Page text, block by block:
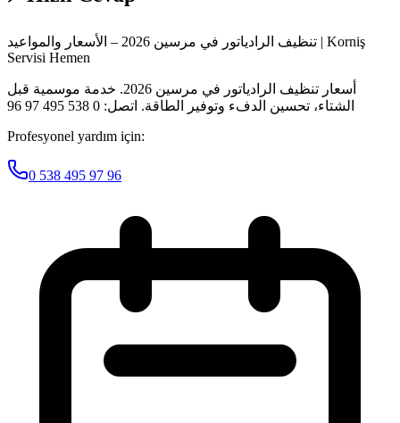
تنظيف الرادياتور في مرسين 2026 – الأسعار والمواعيد | Korniş
Servisi Hemen
أسعار تنظيف الرادياتور في مرسين 2026. خدمة موسمية قبل
الشتاء، تحسين الدفء وتوفير الطاقة. اتصل: 0 538 495 97 96
Profesyonel yardım için:
0 538 495 97 96